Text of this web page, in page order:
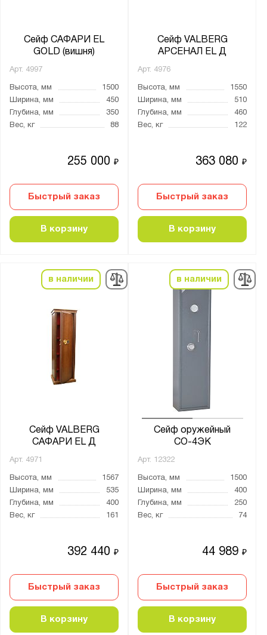
Сейф САФАРИ EL
GOLD (вишня)
Арт. 4997
Высота, мм
1500
Ширина, мм
450
Глубина, мм
350
Вес, кг
88
255 000₽
Быстрый заказ
В корзину
Сейф VALBERG
АРСЕНАЛ EL Д
Арт. 4976
Высота, мм
1550
Ширина, мм
510
Глубина, мм
460
Вес, кг
122
363 080₽
Быстрый заказ
В корзину
в наличии
Сейф VALBERG
САФАРИ EL Д
Арт. 4971
Высота, мм
1567
Ширина, мм
535
Глубина, мм
400
Вес, кг
161
392 440₽
Быстрый заказ
В корзину
в наличии
Сейф оружейный
СО-4ЭК
Арт. 12322
Высота, мм
1500
Ширина, мм
400
Глубина, мм
250
Вес, кг
74
44 989₽
Быстрый заказ
В корзину